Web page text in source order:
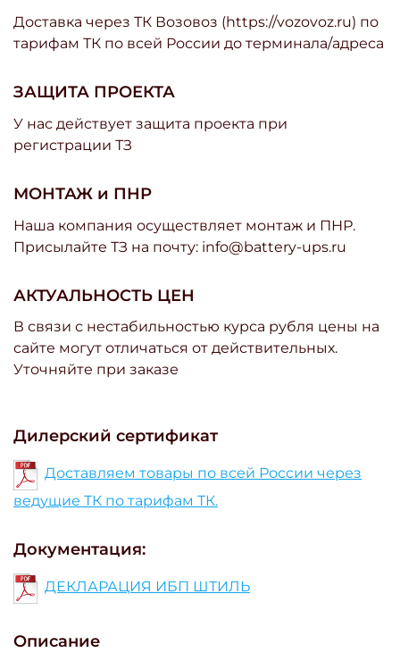
Дилерский сертификат
Доставляем товары по всей России через
ведущие ТК по тарифам ТК.
Документация:
ДЕКЛАРАЦИЯ ИБП ШТИЛЬ
Описание
Доставка через ТК Возовоз (https://vozovoz.ru) по
тарифам ТК по всей России до терминала/адреса
ЗАЩИТА ПРОЕКТА
У нас действует защита проекта при
регистрации ТЗ
МОНТАЖ и ПНР
Наша компания осуществляет монтаж и ПНР.
Присылайте ТЗ на почту: info@battery-ups.ru
АКТУАЛЬНОСТЬ ЦЕН
В связи с нестабильностью курса рубля цены на
сайте могут отличаться от действительных.
Уточняйте при заказе